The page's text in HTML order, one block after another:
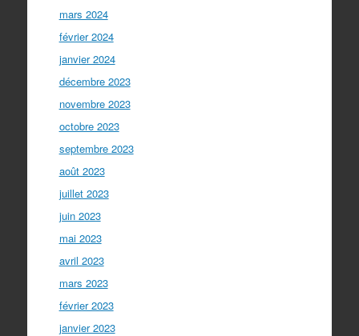
mars 2024
février 2024
janvier 2024
décembre 2023
novembre 2023
octobre 2023
septembre 2023
août 2023
juillet 2023
juin 2023
mai 2023
avril 2023
mars 2023
février 2023
janvier 2023